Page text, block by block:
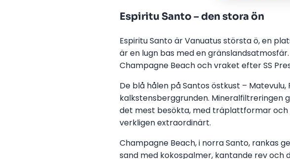
Espiritu Santo – den stora ön
Espiritu Santo är Vanuatus största ö, en
är en lugn bas med en
Champagne Beach och vraket efter SS
De blå hålen på Santos östkust –
kalkstensberggrunden. Mineralfiltreringen
det mest besökta, med träplattformar och
verkligen extraordinärt.
Champagne Beach, i norra Santo, rankas
sand med kokospalmer, kantande rev och